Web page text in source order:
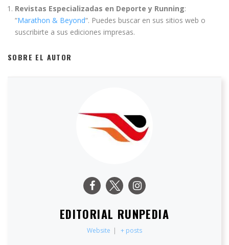
Revistas Especializadas en Deporte y Running:
“Marathon & Beyond“. Puedes buscar en sus sitios web o
suscribirte a sus ediciones impresas.
SOBRE EL AUTOR
EDITORIAL RUNPEDIA
Website | + posts